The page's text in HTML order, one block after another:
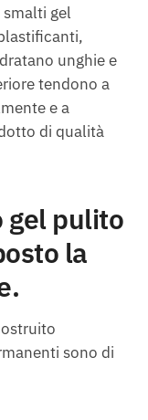
gel
unghie e
tendono a
e a
di qualità
gel pulito
la
sono di